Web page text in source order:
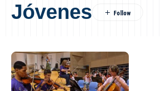
Jóvenes